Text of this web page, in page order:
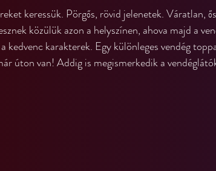
keressük. Pörgős, rövid jelenetek. Váratlan,
közülük azon a helyszínen, ahova majd a
kedvenc karakterek. Egy különleges vendég
úton van! Addig is megismerkedik a